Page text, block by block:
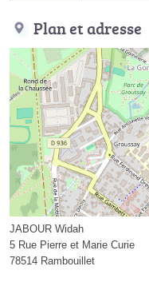
Plan et adresse
JABOUR Widah
5 Rue Pierre et Marie Curie
78514 Rambouillet